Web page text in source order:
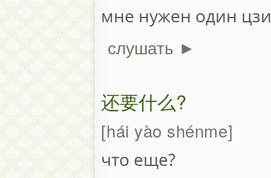
мне нужен один
слушать ►
还要什么?
hái yào shénme
что еще?